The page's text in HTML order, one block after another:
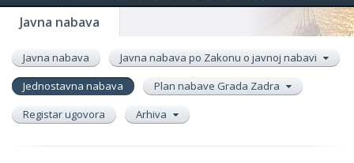
Javna nabava
Javna nabava
Javna nabava po Zakonu o javnoj nabavi
Jednostavna nabava
Plan nabave Grada Zadra
Registar ugovora
Arhiva